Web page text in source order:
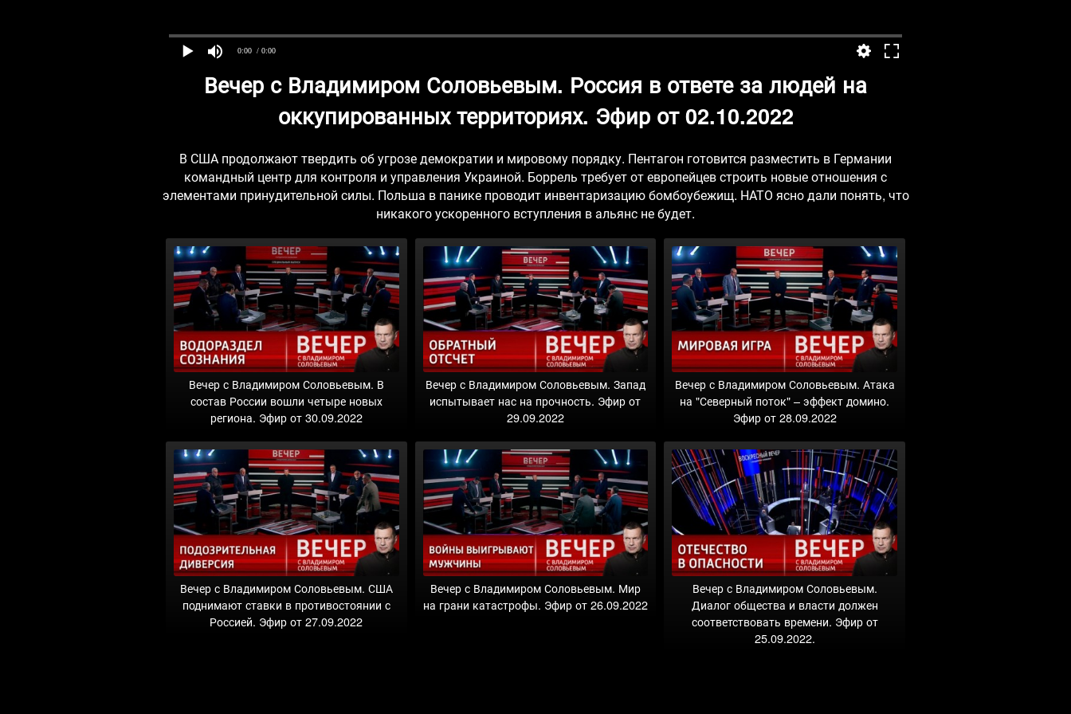
0:00 / 0:00
Вечер с Владимиром Соловьевым. Россия в ответе за людей на
оккупированных территориях. Эфир от 02.10.2022
В США продолжают твердить об угрозе демократии и мировому порядку. Пентагон готовится разместить в Германии
командный центр для контроля и управления Украиной. Боррель требует от европейцев строить новые отношения с
элементами принудительной силы. Польша в панике проводит инвентаризацию бомбоубежищ. НАТО ясно дали понять, что
никакого ускоренного вступления в альянс не будет.
Вечер с Владимиром Соловьевым. В
состав России вошли четыре новых
региона. Эфир от 30.09.2022
Вечер с Владимиром Соловьевым. Запад
испытывает нас на прочность. Эфир от
29.09.2022
Вечер с Владимиром Соловьевым. Атака
на "Северный поток" – эффект домино.
Эфир от 28.09.2022
Вечер с Владимиром Соловьевым. США
поднимают ставки в противостоянии с
Россией. Эфир от 27.09.2022
Вечер с Владимиром Соловьевым. Мир
на грани катастрофы. Эфир от 26.09.2022
Вечер с Владимиром Соловьевым.
Диалог общества и власти должен
соответствовать времени. Эфир от
25.09.2022.